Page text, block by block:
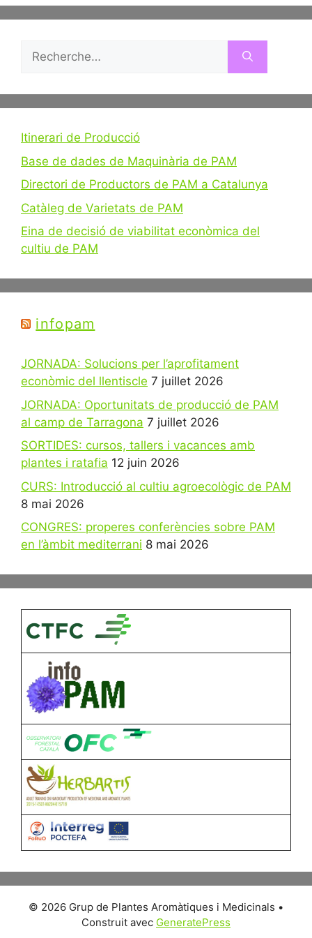
Rechercher :
Itinerari de Producció
Base de dades de Maquinària de PAM
Directori de Productors de PAM a Catalunya
Catàleg de Varietats de PAM
Eina de decisió de viabilitat econòmica del
cultiu de PAM
infopam
JORNADA: Solucions per l’aprofitament
econòmic del llentiscle 7 juillet 2026
JORNADA: Oportunitats de producció de PAM
al camp de Tarragona 7 juillet 2026
SORTIDES: cursos, tallers i vacances amb
plantes i ratafia 12 juin 2026
CURS: Introducció al cultiu agroecològic de PAM
8 mai 2026
CONGRES: properes conferències sobre PAM
en l’àmbit mediterrani 8 mai 2026
© 2026 Grup de Plantes Aromàtiques i Medicinals •
Construit avec GeneratePress